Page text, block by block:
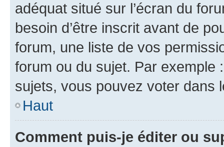
adéquat situé sur l’écran du
besoin d’être inscrit avant de
forum, une liste de vos
forum ou du sujet. Par exemple
sujets, vous pouvez voter dans
Haut
Comment puis-je éditer ou